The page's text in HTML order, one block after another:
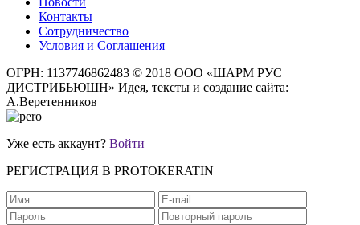
Контакты
Сотрудничество
Условия и Соглашения
ОГРН: 1137746862483 © 2018 ООО «ШАРМ РУС
ДИСТРИБЬЮШН» Идея, тексты и создание сайта:
А.Веретенников
Уже есть аккаунт? Войти
РЕГИСТРАЦИЯ В PROTOKERATIN